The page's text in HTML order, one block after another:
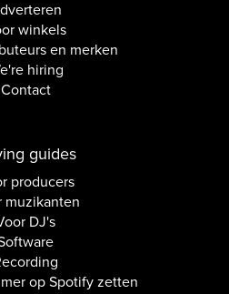
winkels
en merken
hiring
Contact
guides
producers
muzikanten
DJ's
op Spotify zetten